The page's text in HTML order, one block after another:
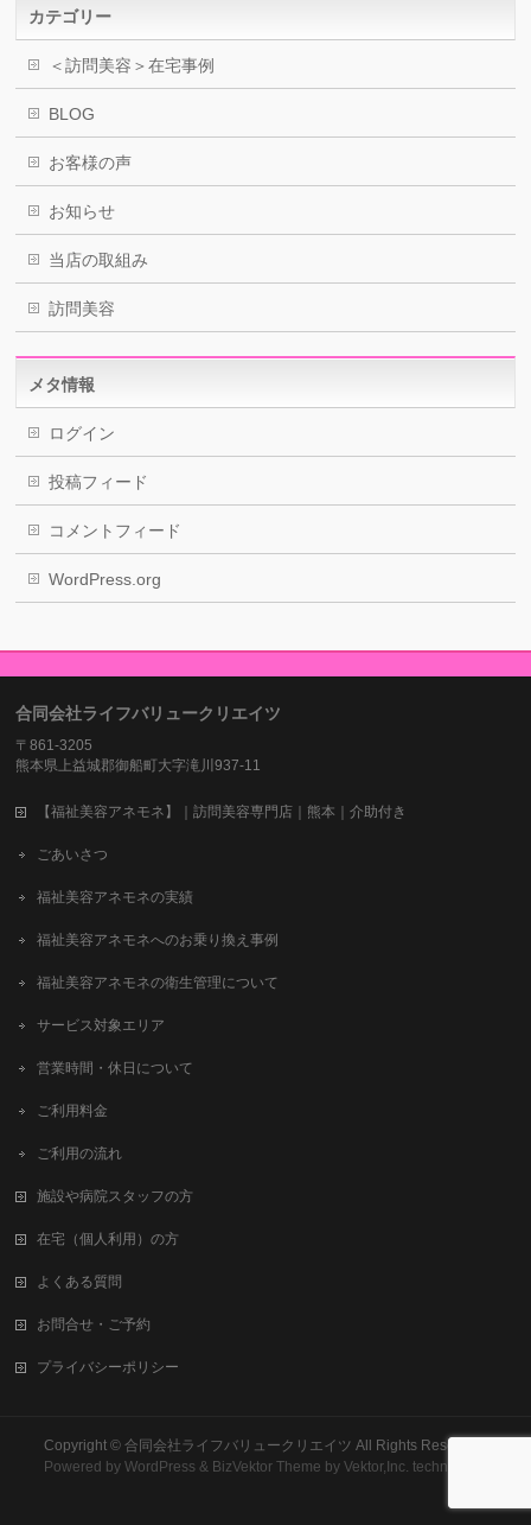
カテゴリー
＜訪問美容＞在宅事例
BLOG
お客様の声
お知らせ
当店の取組み
訪問美容
メタ情報
ログイン
投稿フィード
コメントフィード
WordPress.org
合同会社ライフバリュークリエイツ
〒861-3205
熊本県上益城郡御船町大字滝川937-11
【福祉美容アネモネ】｜訪問美容専門店｜熊本｜介助付き
ごあいさつ
福祉美容アネモネの実績
福祉美容アネモネへのお乗り換え事例
福祉美容アネモネの衛生管理について
サービス対象エリア
営業時間・休日について
ご利用料金
ご利用の流れ
施設や病院スタッフの方
在宅（個人利用）の方
よくある質問
お問合せ・ご予約
プライバシーポリシー
Copyright © 合同会社ライフバリュークリエイツ All Rights Reserved.
Powered byWordPress & BizVektor Theme byVektor,Inc. technology.